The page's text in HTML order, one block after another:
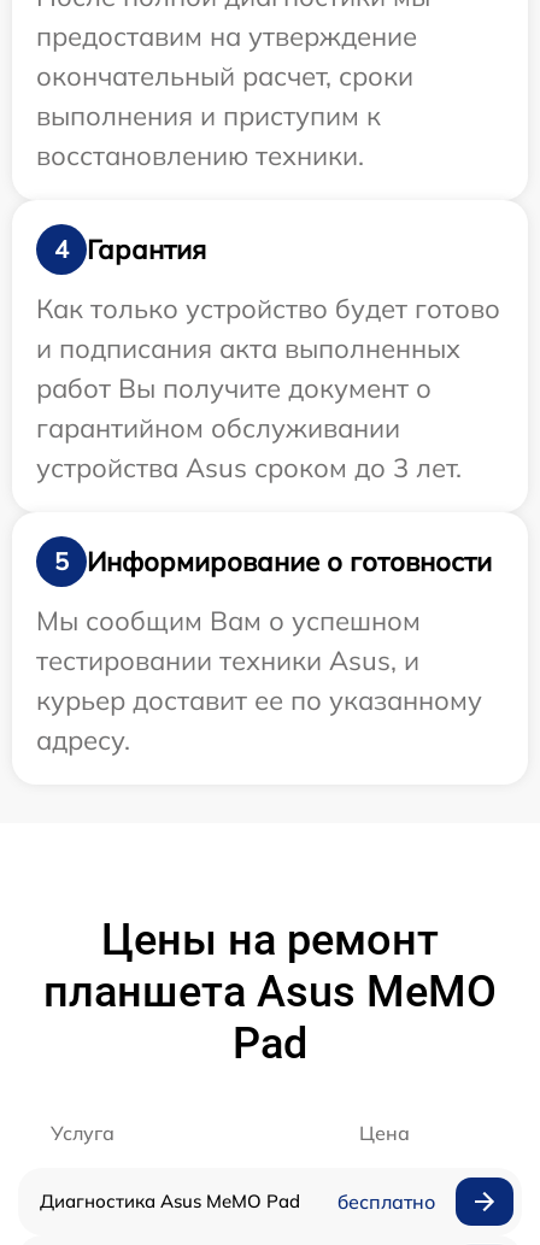
предоставим на утверждение
окончательный расчет, сроки
выполнения и приступим к
восстановлению техники.
4
Гарантия
Как только устройство будет готово
и подписания акта выполненных
работ Вы получите документ о
гарантийном обслуживании
устройства Asus сроком до 3 лет.
5
Информирование о готовности
Мы сообщим Вам о успешном
тестировании техники Asus, и
курьер доставит ее по указанному
адресу.
Цены на ремонт
планшета Asus MeMO
Pad
Услуга Цена
Диагностика Asus MeMO Pad бесплатно